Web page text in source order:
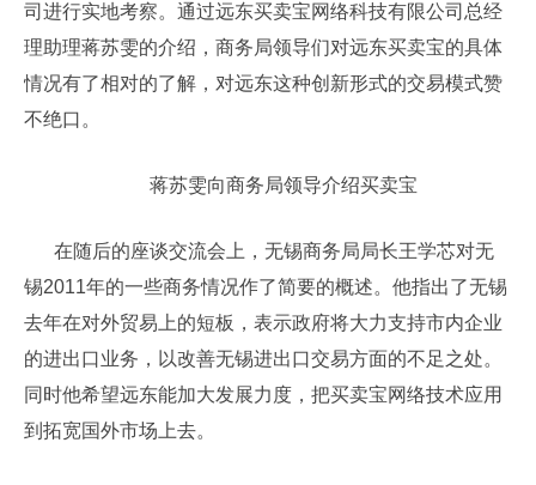
司进行实地考察。通过远东买卖宝网络科技有限公司总经
理助理蒋苏雯的介绍，商务局领导们对远东买卖宝的具体
情况有了相对的了解，对远东这种创新形式的交易模式赞
不绝口。
蒋苏雯向商务局领导介绍买卖宝
在随后的座谈交流会上，无锡商务局局长王学芯对无
锡2011年的一些商务情况作了简要的概述。他指出了无锡
去年在对外贸易上的短板，表示政府将大力支持市内企业
的进出口业务，以改善无锡进出口交易方面的不足之处。
同时他希望远东能加大发展力度，把买卖宝网络技术应用
到拓宽国外市场上去。